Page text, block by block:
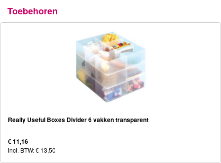
Toebehoren
Really Useful Boxes Divider 6 vakken transparent
€ 11,16
incl. BTW: € 13,50